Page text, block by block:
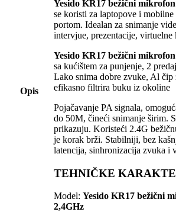
Opis
Yesido KR17 bežični
se koristi za laptopove i mobilne
portom. Idealan za snimanje
intervjue, prezentacije, virtuelne
Yesido KR17 bežični
sa kućištem za punjenje, 2
Lako snima dobre zvuke, Al čip
efikasno filtrira buku iz okoline
Pojačavanje PA signala,
do 50M, čineći snimanje širim.
prikazuju. Koristeći 2.4G
je korak brži. Stabilniji, bez
latencija, sinhronizacija zvuka i
TEHNIČKE
Model: Yesido KR17 bežični
2,4GHz